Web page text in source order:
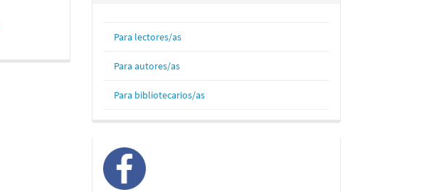
Para lectores/as
Para autores/as
Para bibliotecarios/as
facebook